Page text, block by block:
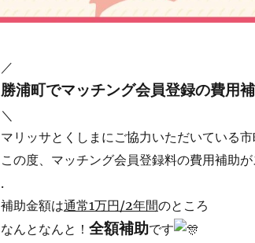
／
勝浦町でマッチング会員登録の費用
＼
マリッサとくしまにご協力いただいている
この度、マッチング会員登録料の費用補助が
.
補助金額は通常1万円/2年間のところ
なんとなんと！ 全額補助です